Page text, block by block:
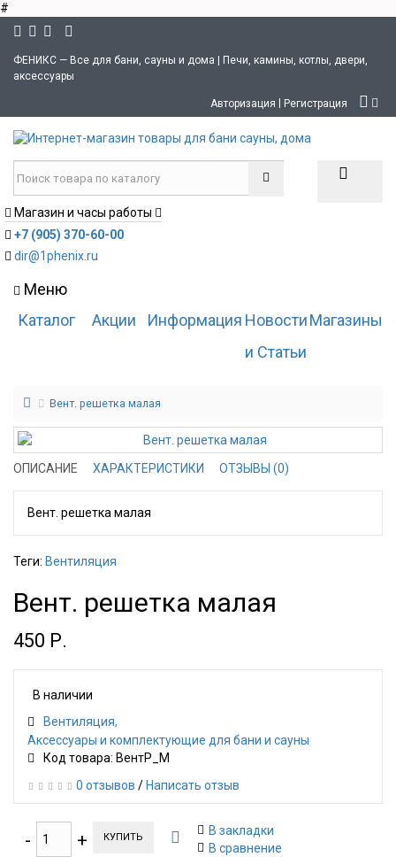
#
ФЕНИКС — Все для бани, сауны и дома | Печи, камины, котлы, двери,
аксессуары
Авторизация | Регистрация
Магазин и часы работы
+7 (905) 370-60-00
dir@1phenix.ru
Меню
Каталог
Акции Информация Новости
и Статьи
Магазины
Вент. решетка малая
ОПИСАНИЕ ХАРАКТЕРИСТИКИ ОТЗЫВЫ (0)
Вент. решетка малая
Теги: Вентиляция
Вент. решетка малая
450 Р.
В наличии
Вентиляция
Аксессуары и комплектующие для бани и сауны
Код товара: ВентР_М
0 отзывов / Написать отзыв
КУПИТЬ
В закладки
В сравнение